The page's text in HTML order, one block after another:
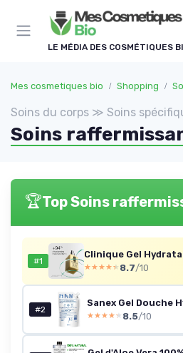
LE MÉDIA DES COSMÉTIQUES
Mes cosmetiques bio Shopping
Soins du corps ≫ Soins
Soins
🏆Top Soins
#1
★★★★★
★★★★★ 8.7/10
#2
★★★★★
★★★★★ 8.5/10
Panneau de gestion des cookies